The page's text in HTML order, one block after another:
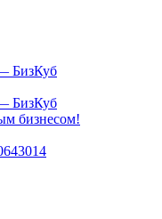
БизКуб
БизКуб
бизнесом!